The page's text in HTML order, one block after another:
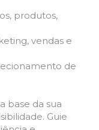
produtos,
vendas e
de
base da sua
Guie